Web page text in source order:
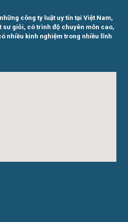
công ty luật uy tín tại Việt Nam,
sư giỏi, có trình độ chuyên môn cao,
nhiều kinh nghiệm trong nhiều lĩnh